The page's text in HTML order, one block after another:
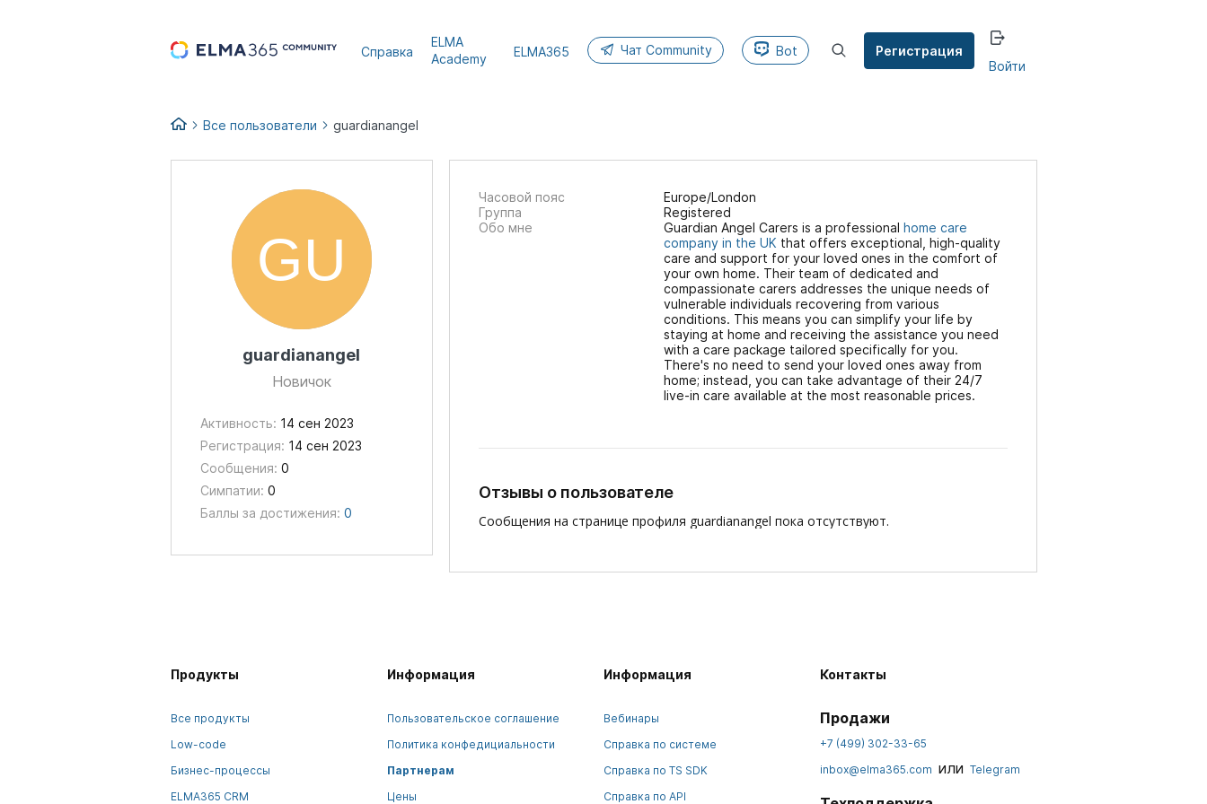
Справка
ELMA
Academy
ELMA365 Чат Community Bot
Регистрация
Войти
Все пользователи guardianangel
guardianangel
Новичок
Активность: 14 сен 2023
Регистрация: 14 сен 2023
Сообщения: 0
Симпатии: 0
Баллы за достижения: 0
Часовой пояс
Europe/London
Группа
Registered
Обо мне
Guardian Angel Carers is a professional home care
company in the UK that offers exceptional, high-quality
care and support for your loved ones in the comfort of
your own home. Their team of dedicated and
compassionate carers addresses the unique needs of
vulnerable individuals recovering from various
conditions. This means you can simplify your life by
staying at home and receiving the assistance you need
with a care package tailored specifically for you.
There's no need to send your loved ones away from
home; instead, you can take advantage of their 24/7
live-in care available at the most reasonable prices.
Отзывы о пользователе
Сообщения на странице профиля guardianangel пока отсутствуют.
Продукты
Все продукты
Low-code
Бизнес-процессы
ELMA365 CRM
Информация
Пользовательское соглашение
Политика конфедициальности
Партнерам
Цены
Информация
Вебинары
Справка по системе
Справка по TS SDK
Справка по API
Контакты
Продажи
+7 (499) 302-33-65
inbox@elma365.com или Telegram